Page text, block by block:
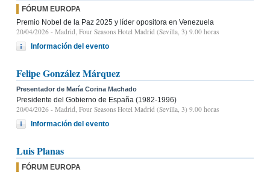
FÓRUM EUROPA
Premio Nobel de la Paz 2025 y líder opositora en Venezuela
20/04/2026 - Madrid, Four Seasons Hotel Madrid (Sevilla, 3) 9.00 horas
Información del evento
Felipe González Márquez
Presentador de María Corina Machado
Presidente del Gobierno de España (1982-1996)
20/04/2026 - Madrid, Four Seasons Hotel Madrid (Sevilla, 3) 9.00 horas
Información del evento
Luis Planas
FÓRUM EUROPA